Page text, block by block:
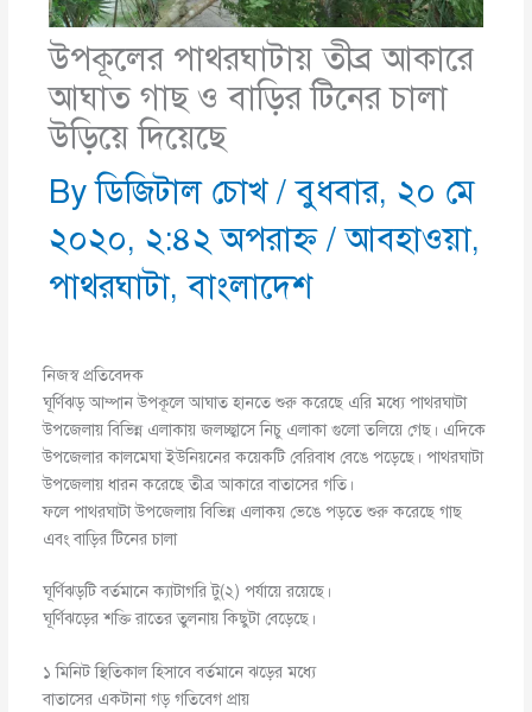
উপকূলের পাথরঘাটায় তীব্র আকারে
আঘাত গাছ ও বাড়ির টিনের চালা
উড়িয়ে দিয়েছে
Byডিজিটাল চোখ/বুধবার, ২০ মে
২০২০, ২:৪২ অপরাহ্ণ/আবহাওয়া,
পাথরঘাটা,বাংলাদেশ
নিজস্ব প্রতিবেদক
ঘূর্ণিঝড় আম্পান উপকূলে আঘাত হানতে শুরু করেছে এরি মধ্যে পাথরঘাটা
উপজেলায় বিভিন্ন এলাকায় জলচ্ছ্বাসে নিচু এলাকা গুলো তলিয়ে গেছ। এদিকে
উপজেলার কালমেঘা ইউনিয়নের কয়েকটি বেরিবাধ বেঙে পড়েছে। পাথরঘাটা
উপজেলায় ধারন করেছে তীব্র আকারে বাতাসের গতি।
ফলে পাথরঘাটা উপজেলায় বিভিন্ন এলাকয় ভেঙে পড়তে শুরু করেছে গাছ
এবং বাড়ির টিনের চালা
ঘূর্ণিঝড়টি বর্তমানে ক্যাটাগরি টু(২) পর্যায়ে রয়েছে।
ঘূর্ণিঝড়ের শক্তি রাতের তুলনায় কিছুটা বেড়েছে।
১ মিনিট স্থিতিকাল হিসাবে বর্তমানে ঝড়ের মধ্যে
বাতাসের একটানা গড় গতিবেগ প্রায়